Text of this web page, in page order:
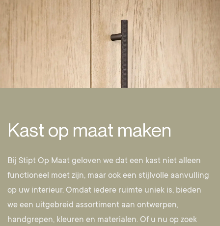
Kast op maat maken
Bij Stipt Op Maat geloven we dat een kast niet alleen
functioneel moet zijn, maar ook een stijlvolle aanvulling
op uw interieur. Omdat iedere ruimte uniek is, bieden
we een uitgebreid assortiment aan ontwerpen,
handgrepen, kleuren en materialen. Of u nu op zoek